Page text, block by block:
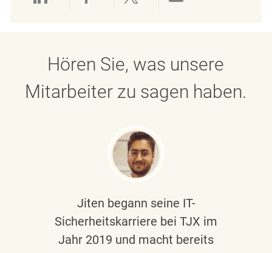
Über LinkedIn teilen
Über Facebook teilen
Über Twitter teilen
Hören Sie, was unsere
Mitarbeiter zu sagen haben.
Jiten begann seine IT-
Sicherheitskarriere bei TJX im
Jahr 2019 und macht bereits